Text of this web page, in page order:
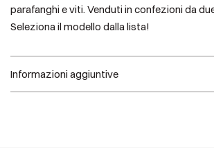
parafanghi e viti. Venduti in confezioni da
Seleziona il modello dalla lista!
Informazioni aggiuntive